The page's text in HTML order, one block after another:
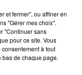
et fermer", ou affiner en
"Gérer mes choix".
"Continuer sans
pour ce site. Vous
à tout
bas de chaque page.